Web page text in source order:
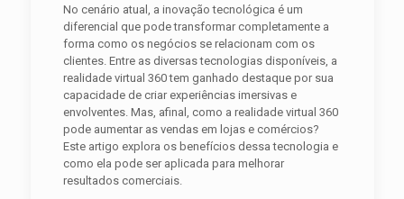
No cenário atual, a inovação tecnológica é um
diferencial que pode transformar completamente a
forma como os negócios se relacionam com os
clientes. Entre as diversas tecnologias disponíveis, a
realidade virtual 360 tem ganhado destaque por sua
capacidade de criar experiências imersivas e
envolventes. Mas, afinal, como a realidade virtual 360
pode aumentar as vendas em lojas e comércios?
Este artigo explora os benefícios dessa tecnologia e
como ela pode ser aplicada para melhorar
resultados comerciais.